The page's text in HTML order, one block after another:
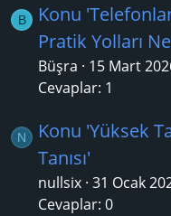
B
Konu
Pratik Yolları
Büşra
15 Mart
Cevaplar: 1
N
Konu 'Yüksek
Tanısı'
nullsix 31 Ocak
Cevaplar: 0